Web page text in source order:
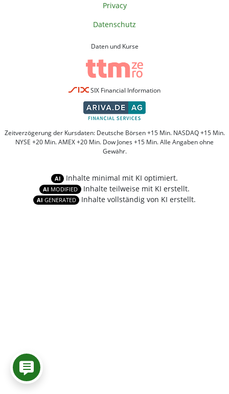
Privacy
Datenschutz
Daten und Kurse
SIX Financial Information
Zeitverzögerung der Kursdaten: Deutsche Börsen +15 Min. NASDAQ +15 Min.
NYSE +20 Min. AMEX +20 Min. Dow Jones +15 Min. Alle Angaben ohne
Gewähr.
AI Inhalte minimal mit KI optimiert.
AI MODIFIED Inhalte teilweise mit KI erstellt.
AI GENERATED Inhalte vollständig von KI erstellt.